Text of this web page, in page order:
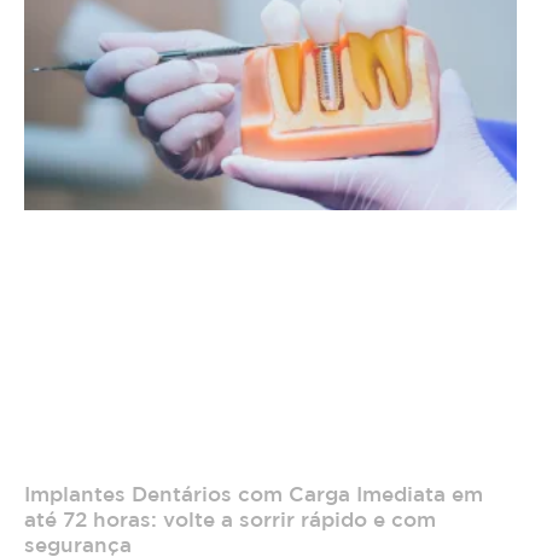
Implantes Dentários com Carga Imediata em
até 72 horas: volte a sorrir rápido e com
segurança